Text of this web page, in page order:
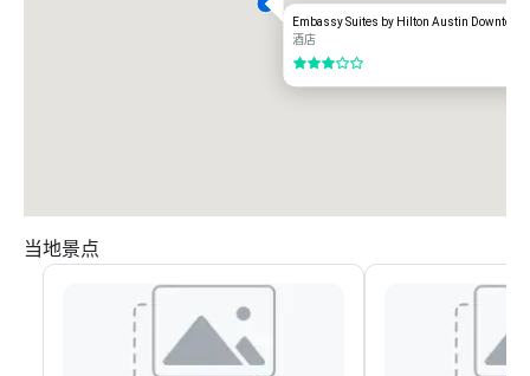
Embassy Suites by Hilton Austin
酒店
3/5
当地景点